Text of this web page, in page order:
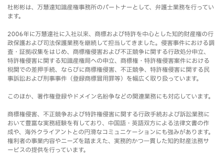
杜彬彬は、万慧達知識産権事務所のパートナーとして、弁護士業務を行ってい
ます。
2006年に万慧達社に入社以来、商標および特許を中心とした知的財産権の行
政保護および司法保護業務を継続して担当してきました。侵害事件における調
査・証拠収集をはじめ、商標権侵害および不正競争に関する行政処分申立、
特許権侵害に関する知識産権局への申立、商標権・特許権侵害案件における
税関での差押手続、ならびに商標権侵害、不正競争、特許権侵害に関する民
事訴訟および刑事事件（登録商標冒用罪等）を幅広く取り扱っています。
このほか、著作権登録やドメイン名紛争などの関連業務にも対応しています。
商標権侵害、不正競争および特許権侵害に関する行政手続および訴訟業務に
おいて豊富な実務経験を有しており、中国語・英語双方による法律文書の作
成や、海外クライアントとの円滑なコミュニケーションにも強みがあります。
権利者の事業内容やニーズを踏まえた、実務的かつ一貫した知的財産法務サ
ービスの提供を行っています。